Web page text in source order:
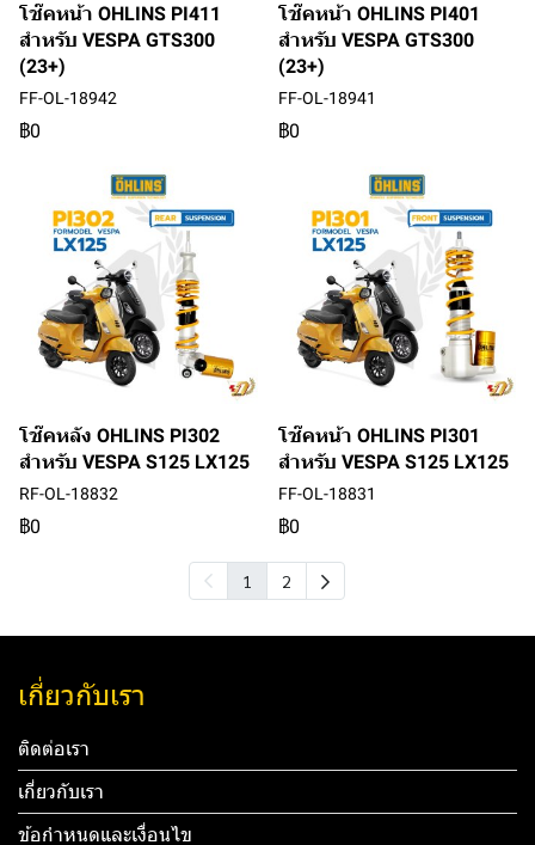
โช๊คหน้า OHLINS PI411
สำหรับ VESPA GTS300
(23+)
FF-OL-18942
฿0
โช๊คหน้า OHLINS PI401
สำหรับ VESPA GTS300
(23+)
FF-OL-18941
฿0
โช๊คหลัง OHLINS PI302
สำหรับ VESPA S125 LX125
RF-OL-18832
฿0
โช๊คหน้า OHLINS PI301
สำหรับ VESPA S125 LX125
FF-OL-18831
฿0
1 2
เกี่ยวกับเรา
ติดต่อเรา
เกี่ยวกับเรา
ข้อกำหนดและเงื่อนไข